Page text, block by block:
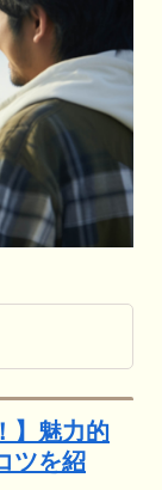
】魅力的
ツを紹